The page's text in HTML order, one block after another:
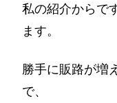
私の紹介からで
ます。
勝手に販路が増
で、